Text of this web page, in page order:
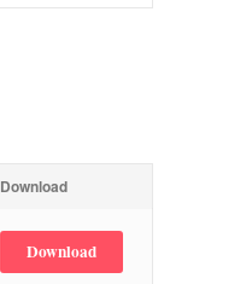
Download
Download